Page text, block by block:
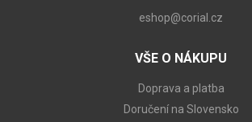
eshop@corial.cz
VŠE O NÁKUPU
Doprava a platba
Doručení na Slovensko